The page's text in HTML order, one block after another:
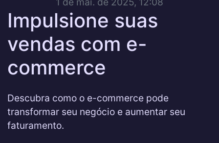
Impulsione suas
vendas com e-
commerce
Descubra como o e-commerce pode
transformar seu negócio e aumentar seu
faturamento.